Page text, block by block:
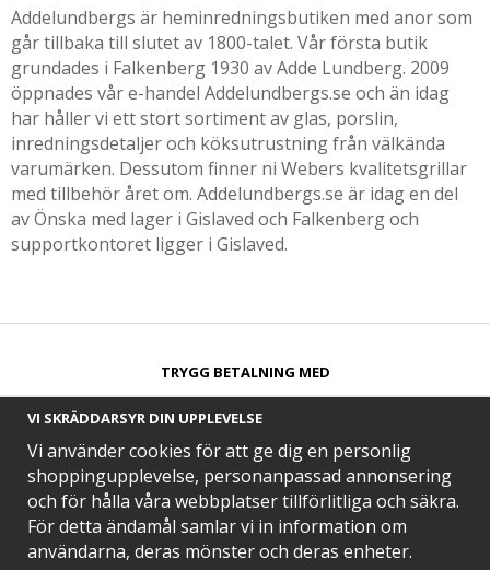
Addelundbergs är heminredningsbutiken med anor som
går tillbaka till slutet av 1800-talet. Vår första butik
grundades i Falkenberg 1930 av Adde Lundberg. 2009
öppnades vår e-handel Addelundbergs.se och än idag
har håller vi ett stort sortiment av glas, porslin,
inredningsdetaljer och köksutrustning från välkända
varumärken. Dessutom finner ni Webers kvalitetsgrillar
med tillbehör året om. Addelundbergs.se är idag en del
av Önska med lager i Gislaved och Falkenberg och
supportkontoret ligger i Gislaved.
TRYGG BETALNING MED​
SNABB LEVERANS MED
VI SKRÄDDARSYR DIN UPPLEVELSE
Vi använder cookies för att ge dig en personlig
shoppingupplevelse, personanpassad annonsering
och för hålla våra webbplatser tillförlitliga och säkra.
För detta ändamål samlar vi in information om
användarna, deras mönster och deras enheter.